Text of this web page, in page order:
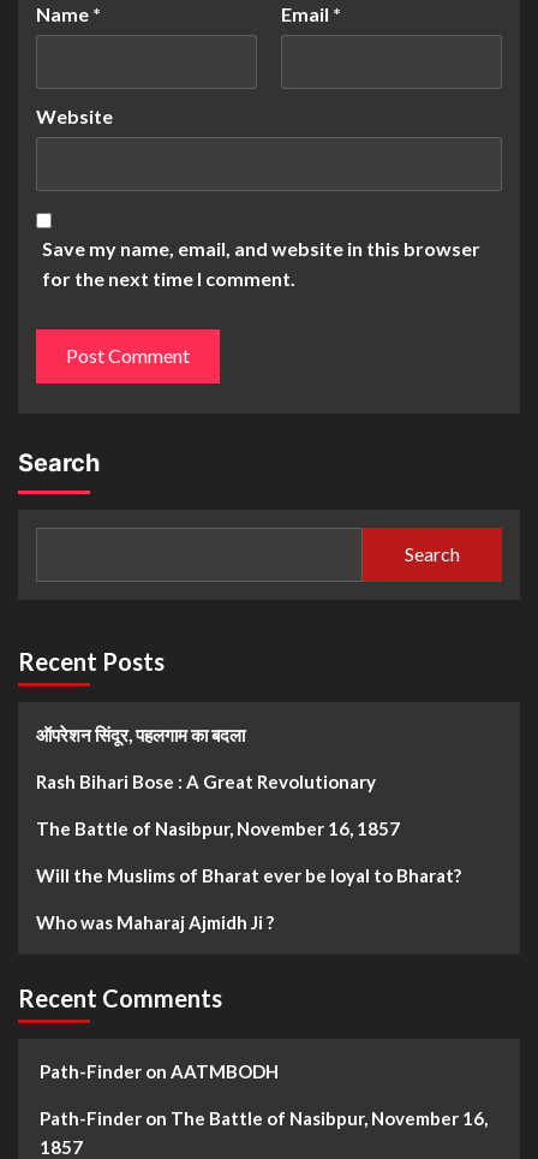
Name * Email *
Website
Save my name, email, and website in this browser
for the next time I comment.
Search
Search
Recent Posts
ऑपरेशन सिंदूर, पहलगाम का बदला
Rash Bihari Bose : A Great Revolutionary
The Battle of Nasibpur, November 16, 1857
Will the Muslims of Bharat ever be loyal to Bharat?
Who was Maharaj Ajmidh Ji ?
Recent Comments
Path-Finder on AATMBODH
Path-Finder on The Battle of Nasibpur, November 16,
1857